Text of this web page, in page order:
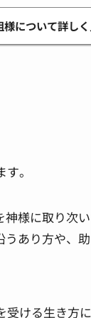
様について詳し
。
様に取り次い
あり方や、
ける生き方